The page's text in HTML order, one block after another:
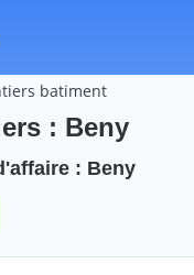
batiment
: Beny
: Beny